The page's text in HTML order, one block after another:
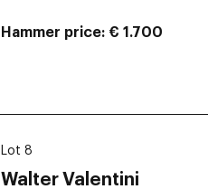
Hammer price € 1.700
Lot 8
Walter Valentini